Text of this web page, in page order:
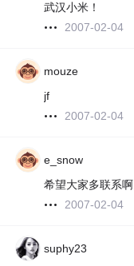
武汉小米！
2007-02-04
mouze
jf
2007-02-04
e_snow
希望大家多联系啊
2007-02-04
suphy23